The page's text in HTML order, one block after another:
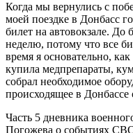
Когда мы вернулись с
моей поездке в Донбасс
билет на автовокзале.
неделю, потому что все
время я основательно,
купила медпрепараты,
собрал необходимое
происходящее в Донбассе
Часть 5 дневника
Погожева о событиях